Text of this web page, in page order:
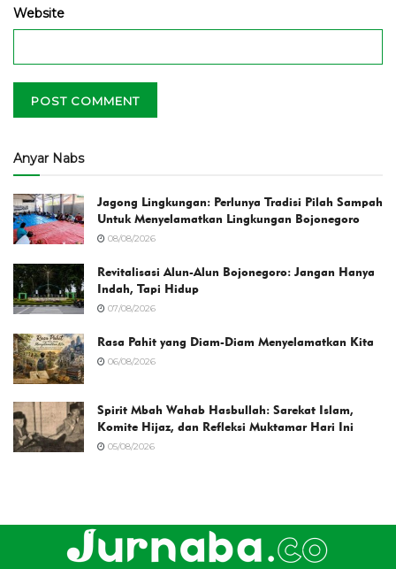
Website
Anyar Nabs
Jagong Lingkungan: Perlunya Tradisi Pilah Sampah
Untuk Menyelamatkan Lingkungan Bojonegoro
08/08/2026
Revitalisasi Alun-Alun Bojonegoro: Jangan Hanya
Indah, Tapi Hidup
07/08/2026
Rasa Pahit yang Diam-Diam Menyelamatkan Kita
06/08/2026
Spirit Mbah Wahab Hasbullah: Sarekat Islam,
Komite Hijaz, dan Refleksi Muktamar Hari Ini
05/08/2026